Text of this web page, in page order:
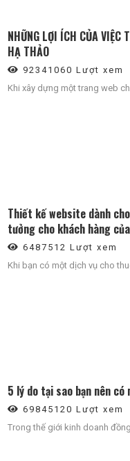
NHỮNG LỢI ÍCH CỦA VIỆC
HẠ THẢO
92341060 Lượt xem
Khi xây dựng một trang web
Thiết kế website dành
tưởng cho khách hàng
6487512 Lượt xem
Khi bạn có một dịch vụ cho
5 lý do tại sao bạn nên
69845120 Lượt xem
Trong thế giới kinh doanh